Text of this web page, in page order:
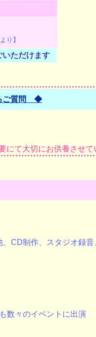
り】
いただけます
ご質問 ◆
て大切にお供養させ
CD制作、スタジオ録
数々のイベントに出演